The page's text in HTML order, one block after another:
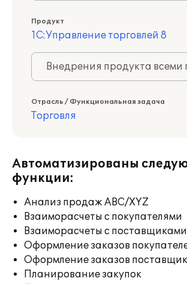
Продукт
1С:Управление торговлей 8
Внедрения продукта
Отрасль / Функциональная задача
Торговля
Автоматизированы
функции:
Анализ продаж ABC/XYZ
Взаиморасчеты с покупателями
Взаиморасчеты с поставщиками
Оформление заказов
Оформление заказов
Планирование закупок